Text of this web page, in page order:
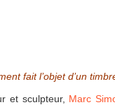
fait l’objet d’un
et sculpteur, Marc